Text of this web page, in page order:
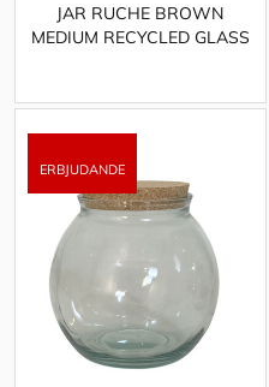
JAR RUCHE BROWN
MEDIUM RECYCLED GLASS